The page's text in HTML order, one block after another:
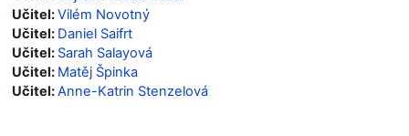
Učitel:Vilém Novotný
Učitel: Daniel Saifrt
Učitel: Sarah Salayová
Učitel: Matěj Špinka
Učitel:Anne-Katrin Stenzelová